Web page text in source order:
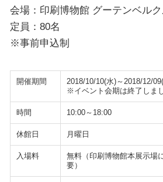
会場：印刷博物館 グーテンベル
定員：80名
※事前申込制
開催期間
2018/10/10(水)～2018/12/
※イベント会期は終了しま
時間 10:00～18:00
休館日 月曜日
入場料
無料（印刷博物館本展示場
要）